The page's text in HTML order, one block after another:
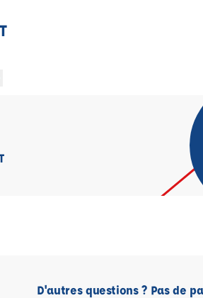
D'autres questions ? Pas de